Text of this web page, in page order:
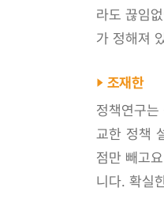
라도 끊임
가 정해져
조재한
정책연구
교한 정책
점만 빼고
니다. 확실